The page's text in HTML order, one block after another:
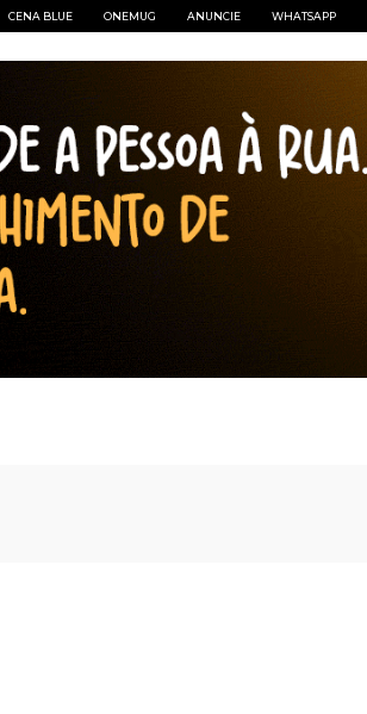
CENA BLUE ONEMUG ANUNCIE WHATSAPP